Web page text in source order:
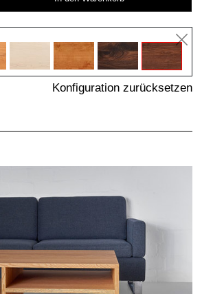
Konfiguration zurücksetzen